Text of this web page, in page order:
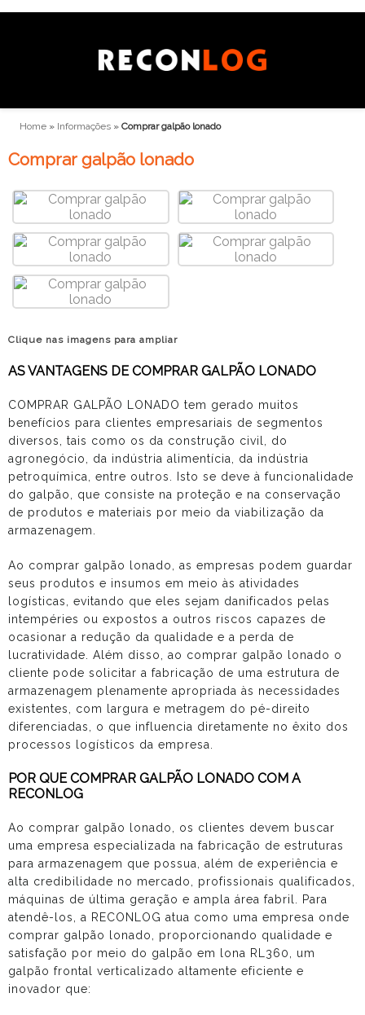
Home » Informações » Comprar galpão lonado
Comprar galpão lonado
Clique nas imagens para ampliar
AS VANTAGENS DE COMPRAR GALPÃO LONADO
COMPRAR GALPÃO LONADO tem gerado muitos
benefícios para clientes empresariais de segmentos
diversos, tais como os da construção civil, do
agronegócio, da indústria alimentícia, da indústria
petroquímica, entre outros. Isto se deve à funcionalidade
do galpão, que consiste na proteção e na conservação
de produtos e materiais por meio da viabilização da
armazenagem.
Ao comprar galpão lonado
, as empresas podem guardar
seus produtos e insumos em meio às atividades
logísticas, evitando que eles sejam danificados pelas
intempéries ou expostos a outros riscos capazes de
ocasionar a redução da qualidade e a perda de
lucratividade. Além disso, ao comprar galpão lonado o
cliente pode solicitar a fabricação de uma estrutura de
armazenagem plenamente apropriada às necessidades
existentes, com largura e metragem do pé-direito
diferenciadas, o que influencia diretamente no êxito dos
processos logísticos da empresa.
POR QUE COMPRAR GALPÃO LONADO COM A
RECONLOG
Ao comprar galpão lonado
, os clientes devem buscar
uma empresa especializada na fabricação de estruturas
para armazenagem que possua, além de experiência e
alta credibilidade no mercado, profissionais qualificados,
máquinas de última geração e ampla área fabril. Para
atendê-los, a RECONLOG atua como uma empresa onde
comprar galpão lonado
, proporcionando qualidade e
satisfação por meio do galpão em lona RL360, um
galpão frontal verticalizado altamente eficiente e
inovador que: